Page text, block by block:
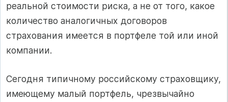
реальной стоимости риска, а не от того, какое
количество аналогичных договоров
страхования имеется в портфеле той или иной
компании.
Сегодня типичному российскому страховщику,
имеющему малый портфель, чрезвычайно